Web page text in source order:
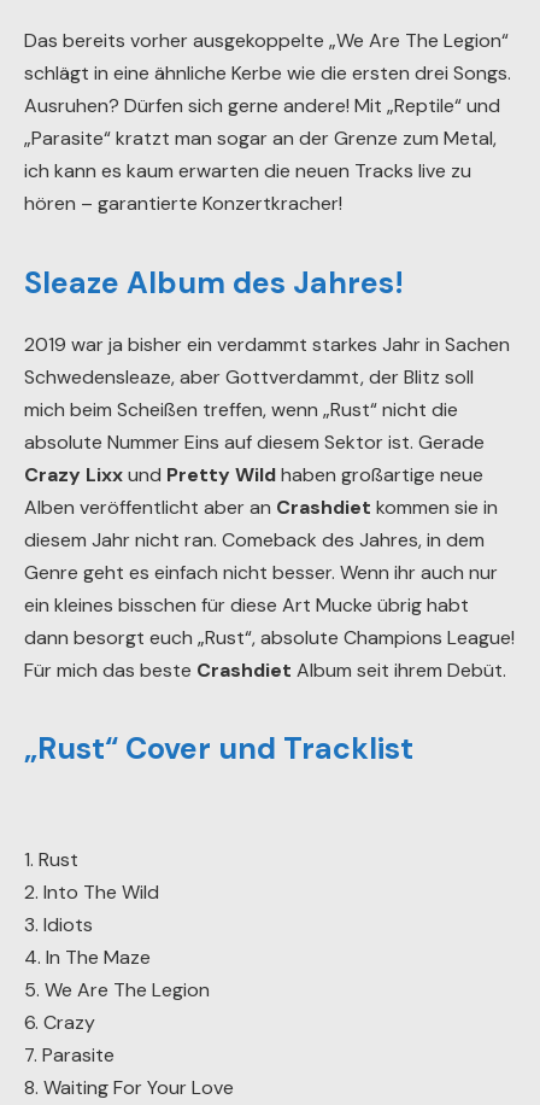
Das bereits vorher ausgekoppelte „We Are The Legion“
schlägt in eine ähnliche Kerbe wie die ersten drei Songs.
Ausruhen? Dürfen sich gerne andere! Mit „Reptile“ und
„Parasite“ kratzt man sogar an der Grenze zum Metal,
ich kann es kaum erwarten die neuen Tracks live zu
hören – garantierte Konzertkracher!
Sleaze Album des Jahres!
2019 war ja bisher ein verdammt starkes Jahr in Sachen
Schwedensleaze, aber Gottverdammt, der Blitz soll
mich beim Scheißen treffen, wenn „Rust“ nicht die
absolute Nummer Eins auf diesem Sektor ist. Gerade
Crazy Lixxund Pretty Wildhaben großartige neue
Alben veröffentlicht aber an Crashdiet kommen sie in
diesem Jahr nicht ran. Comeback des Jahres, in dem
Genre geht es einfach nicht besser. Wenn ihr auch nur
ein kleines bisschen für diese Art Mucke übrig habt
dann besorgt euch „Rust“, absolute Champions League!
Für mich das beste Crashdiet Album seit ihrem Debüt.
„Rust“ Cover und Tracklist
1. Rust
2. Into The Wild
3. Idiots
4. In The Maze
5. We Are The Legion
6. Crazy
7. Parasite
8. Waiting For Your Love